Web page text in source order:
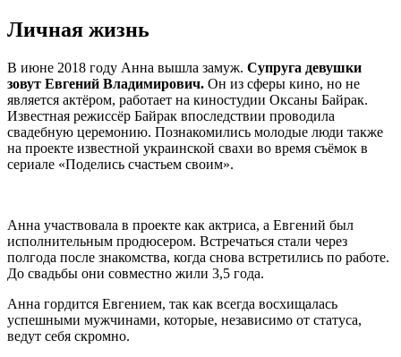
Личная жизнь
В июне 2018 году Анна вышла замуж. Супруга девушки
зовут Евгений Владимирович. Он из сферы кино, но не
является актёром, работает на киностудии Оксаны Байрак.
Известная режиссёр Байрак впоследствии проводила
свадебную церемонию. Познакомились молодые люди также
на проекте известной украинской свахи во время съёмок в
сериале «Поделись счастьем своим».
Анна участвовала в проекте как актриса, а Евгений был
исполнительным продюсером. Встречаться стали через
полгода после знакомства, когда снова встретились по работе.
До свадьбы они совместно жили 3,5 года.
Анна гордится Евгением, так как всегда восхищалась
успешными мужчинами, которые, независимо от статуса,
ведут себя скромно.